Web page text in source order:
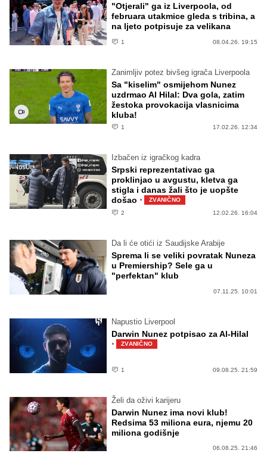
"Otjerali" ga iz Liverpoola, od
februara utakmice gleda s tribina, a
na ljeto potpisuje za velikana
1 08.04.26. 19:15
Zanimljiv potez bivšeg igrača Liverpoola
Sa "kiselim" osmijehom Nunez
uzdrmao Al Hilal: Dva gola, zatim
žestoka provokacija vlasnicima
kluba!
1 17.02.26. 12:34
Izbačen iz igračkog kadra
Srpski reprezentativac ga
proklinjao u avgustu, kletva ga
stigla i danas žali što je uopšte
došao ·
ZVANIČNO
2
12.02.26. 16:04
Da li će otići iz Saudijske Arabije
Sprema li se veliki povratak Nuneza
u Premiership? Sele ga u
"perfektan" klub
07.11.25. 10:01
Napustio Liverpool
Darwin Nunez potpisao za Al-Hilal
· ZVANIČNO
1 09.08.25. 21:59
Želi da oživi karijeru
Darwin Nunez ima novi klub!
Redsima 53 miliona eura, njemu 20
miliona godišnje
06.08.25. 21:46